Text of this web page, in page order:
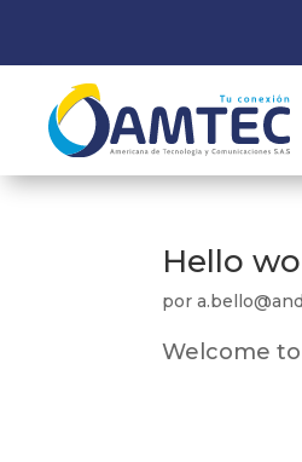
Hello
por
Welcome